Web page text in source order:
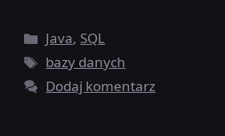
Kategorie
Java, SQL
Tagi
bazy danych
Dodaj komentarz